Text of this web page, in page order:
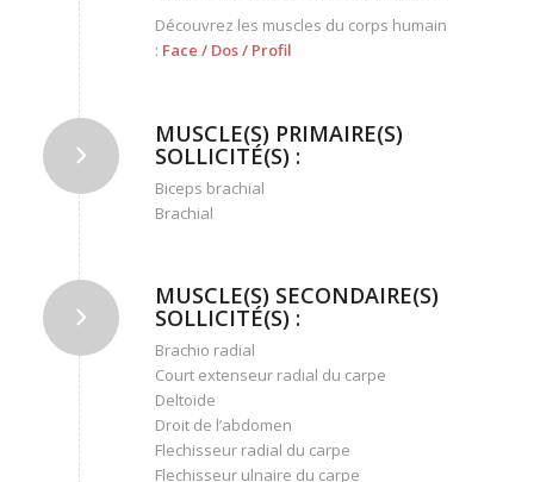
Découvrez les muscles du corps humain
: Face / Dos/ Profil
MUSCLE(S) PRIMAIRE(S)
SOLLICITÉ(S) :
Biceps brachial
Brachial
MUSCLE(S) SECONDAIRE(S)
SOLLICITÉ(S) :
Brachio radial
Court extenseur radial du carpe
Deltoide
Droit de l’abdomen
Flechisseur radial du carpe
Flechisseur ulnaire du carpe